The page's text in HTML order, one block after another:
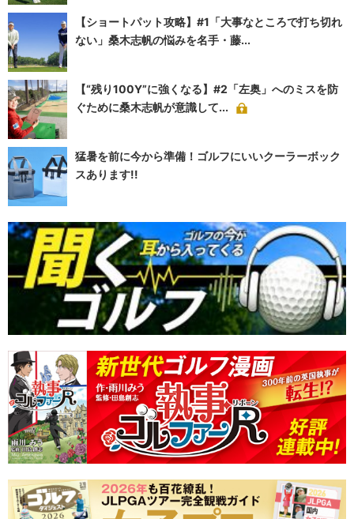
【ショートパット攻略】#1「大事なところで打ち切れ
ない」桑木志帆の悩みを名手・藤...
【“残り100Y”に強くなる】#2「左奥」へのミスを防
ぐために桑木志帆が意識して...
猛暑を前に今から準備！ゴルフにいいクーラーボック
スあります!!